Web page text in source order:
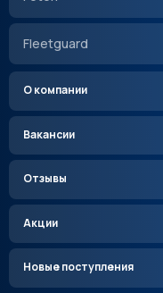
Fleetguard
О компании
Вакансии
Отзывы
Акции
Новые поступления